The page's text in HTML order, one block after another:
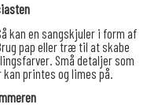
kan en sangskjuler i form af
pap eller træ til at skabe
Små detaljer som
printes og limes på.